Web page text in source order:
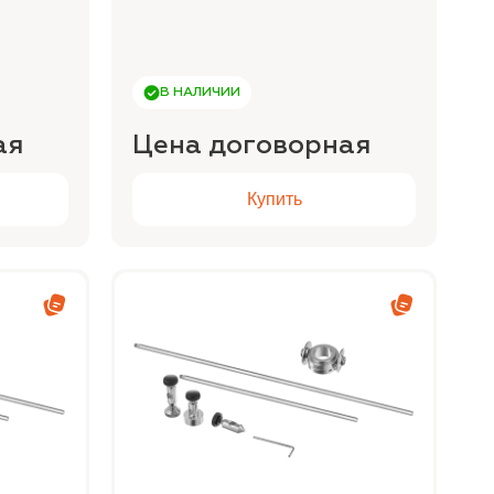
В НАЛИЧИИ
Цена договорная
Купить